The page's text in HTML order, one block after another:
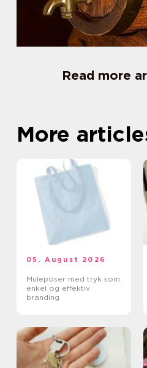
Read more
More
05. August 2026
Muleposer med tryk som
enkel og effektiv
branding